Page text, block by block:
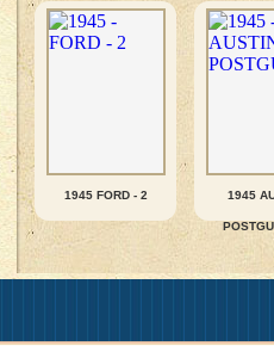
1945 FORD - 2 1945